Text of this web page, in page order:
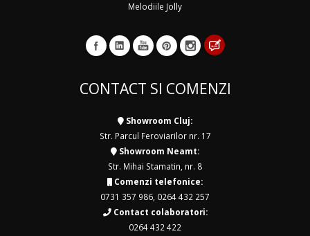
Melodiile Jolly
CONTACT SI COMENZI
Showroom Cluj:
Str. Parcul Feroviarilor nr. 17
Showroom Neamt:
Str. Mihai Stamatin, nr. 8
Comenzi telefonice:
0731 357 986 0264 432 257
Contact colaboratori:
0264 432 422